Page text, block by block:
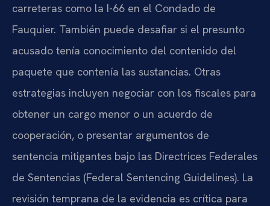
carreteras como la I-66 en el Condado de
Fauquier. También puede desafiar si el presunto
acusado tenía conocimiento del contenido del
paquete que contenía las sustancias. Otras
estrategias incluyen negociar con los fiscales para
obtener un cargo menor o un acuerdo de
cooperación, o presentar argumentos de
sentencia mitigantes bajo las Directrices Federales
de Sentencias (Federal Sentencing Guidelines). La
revisión temprana de la evidencia es crítica para